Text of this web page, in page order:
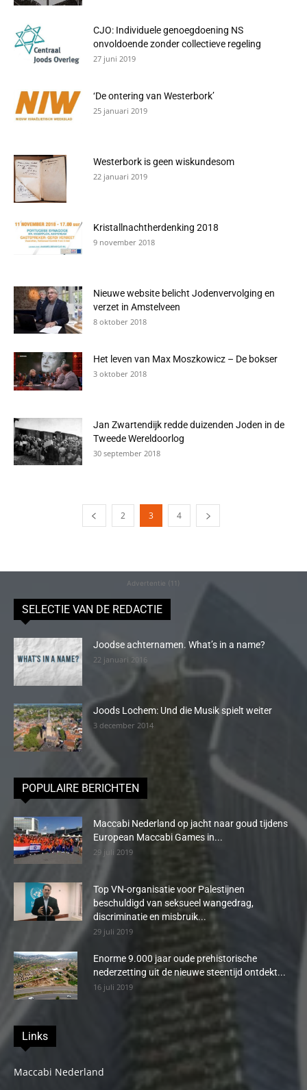
CJO: Individuele genoegdoening NS
onvoldoende zonder collectieve regeling
27 juni 2019
‘De ontering van Westerbork’
25 januari 2019
Westerbork is geen wiskundesom
22 januari 2019
Kristallnachtherdenking 2018
9 november 2018
Nieuwe website belicht Jodenvervolging en
verzet in Amstelveen
8 oktober 2018
Het leven van Max Moszkowicz – De bokser
3 oktober 2018
Jan Zwartendijk redde duizenden Joden in de
Tweede Wereldoorlog
30 september 2018
2 3 4
Advertentie (11)
SELECTIE VAN DE REDACTIE
Joodse achternamen. What’s in a name?
22 januari 2016
Joods Lochem: Und die Musik spielt weiter
3 december 2014
POPULAIRE BERICHTEN
Maccabi Nederland op jacht naar goud tijdens
European Maccabi Games in...
29 juli 2019
Top VN-organisatie voor Palestijnen
beschuldigd van seksueel wangedrag,
discriminatie en misbruik...
29 juli 2019
Enorme 9.000 jaar oude prehistorische
nederzetting uit de nieuwe steentijd ontdekt...
16 juli 2019
Links
Maccabi Nederland